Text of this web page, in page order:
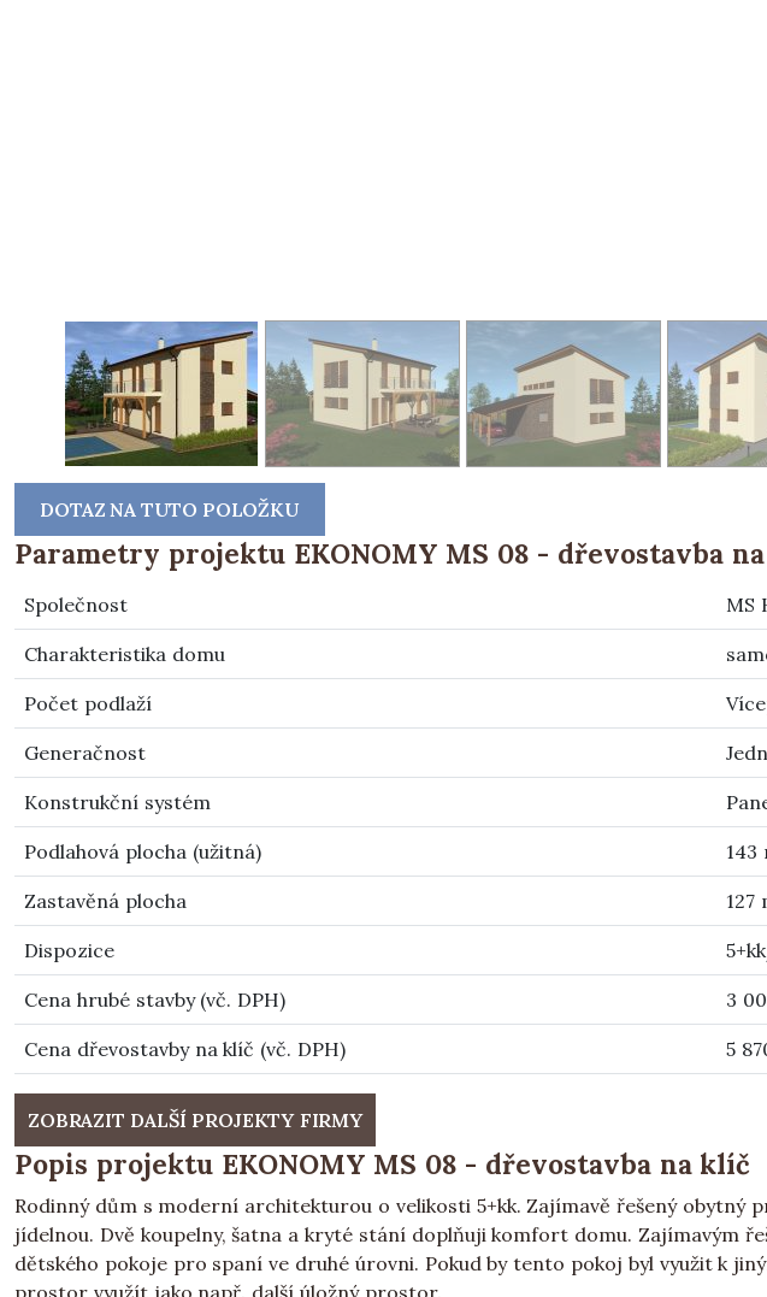
DOTAZ NA TUTO POLOŽKU
Parametry projektu EKONOMY MS 08 - dřevostavba
Společnost MS
Charakteristika domu
Počet podlaží
Generačnost
Konstrukční systém
Podlahová plocha (užitná) 143
Zastavěná plocha 127
Dispozice
Cena hrubé stavby (vč. DPH) 3
Cena dřevostavby na klíč (vč. DPH) 5
ZOBRAZIT DALŠÍ PROJEKTY FIRMY
Popis projektu EKONOMY MS 08 - dřevostavba na klíč
Rodinný dům s moderní architekturou o velikosti 5+kk. Zajímavě řešený obytný
jídelnou. Dvě koupelny, šatna a kryté stání doplňuji komfort domu. Zajímavým
dětského pokoje pro spaní ve druhé úrovni. Pokud by tento pokoj byl využit k
prostor využít jako např. další úložný prostor.